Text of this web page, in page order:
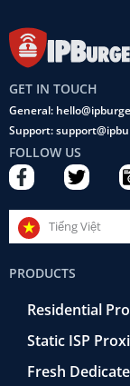
GET IN TOUCH
General:
Support:
FOLLOW US
F
a
c
e
b
o
o
k
T
w
i
t
t
Tiếng Việt
PRODUCTS
Residential
Static ISP
Fresh